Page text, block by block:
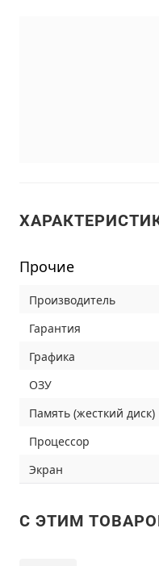
Прочие
Производитель
Гарантия
Графика
ОЗУ
Память (жесткий диск)
Процессор
Экран
C ЭТИМ